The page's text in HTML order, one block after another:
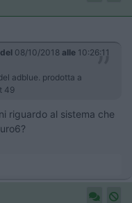
del 08/10/2018 alle 10:26:11
adblue. prodotta a
49
riguardo al sistema che